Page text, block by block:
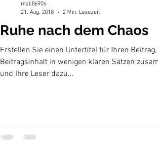
Ruhe nach dem Chaos
Erstellen Sie einen Untertitel für Ihren
Beitragsinhalt in wenigen klaren Sätzen
und Ihre Leser dazu...
mail06906
21. Aug. 2018
2 Min. Lesezeit